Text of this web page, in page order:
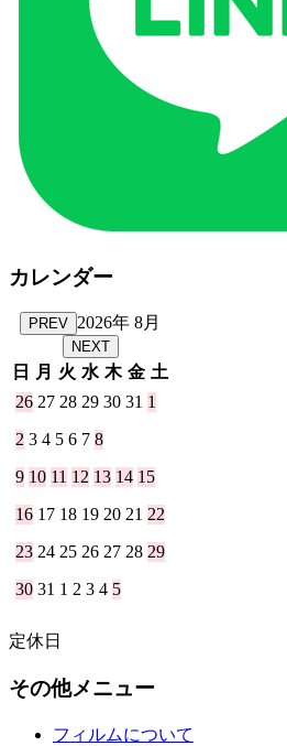
カレンダー
PREV 2026年 8月
NEXT
日 月 火 水 木 金 土
26 27 28 29 30 31 1
2 3 4 5 6 7 8
9 10 11 12 13 14 15
16 17 18 19 20 21 22
23 24 25 26 27 28 29
30 31 1 2 3 4 5
定休日
その他メニュー
フィルムについて